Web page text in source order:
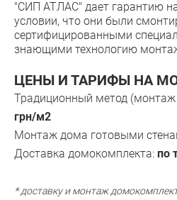
"СИП АТЛАС" дает гарантию
условии, что они были
сертифицированными
знающими технологию
ЦЕНЫ И ТАРИФЫ НА
Традиционный метод
грн/м2
Монтаж дома готовыми
Доставка домокомплекта: по
* доставку и монтаж